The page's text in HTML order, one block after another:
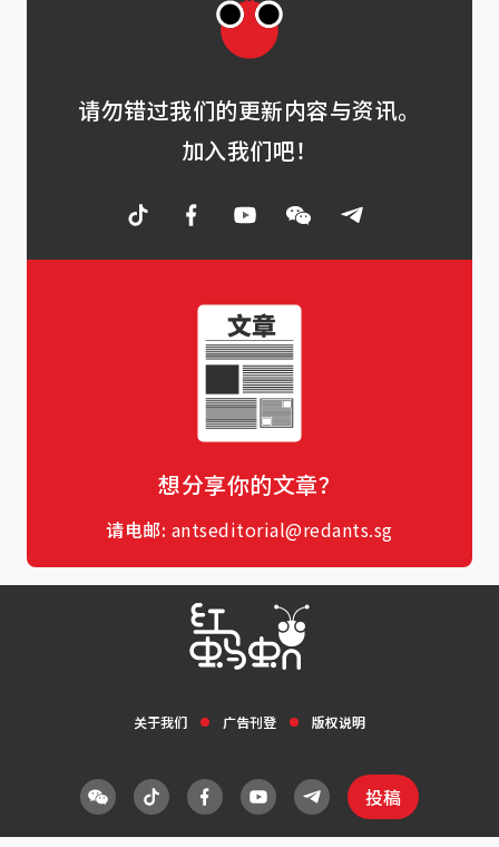
请勿错过我们的更新内容与资讯。
加入我们吧！
想分享你的文章？
请电邮: antseditorial@redants.sg
关于我们 广告刊登 版权说明
投稿